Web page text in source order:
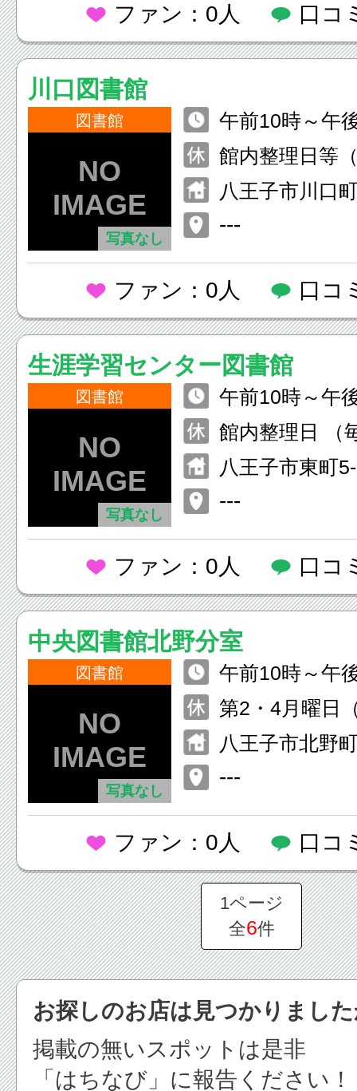
ファン：0人 口コ
川口図書館
図書館
写真なし
午前10時～午
館内整理日等
日、休日の場
八王子市川口
---
ファン：0人 口コ
生涯学習センター図書館
図書館
写真なし
午前10時～午
館内整理日 （
日、休日の場
八王子市東町
---
ファン：0人 口コ
中央図書館北野分室
図書館
写真なし
午前10時～午
第2・4月曜日
は開館） 年末
八王子市北野
---
ファン：0人 口コ
1ページ
全6件
お探しのお店は見つかりまし
掲載の無いスポットは是非
「はちなび」に報告ください！